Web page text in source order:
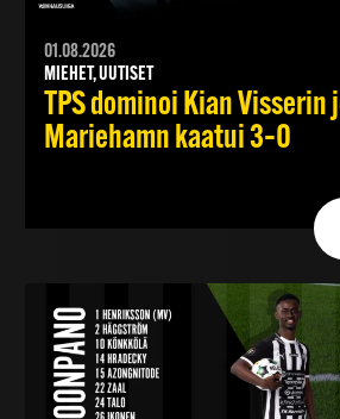
01.08.2026
MIEHET, UUTISET
TPS dominoi Kian Visserin
Mariehamn kaatui 3–0